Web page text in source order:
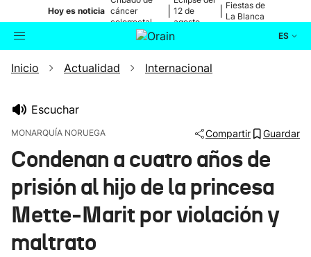
Hoy es noticia cáncer
colorrectal
12 de
agosto
Fiestas de
La Blanca
ES
Buscador Actualidad
Ikusmiran
Eguraldia
Inicio Actualidad Internacional
Escuchar
MONARQUÍA NORUEGA Compartir Guardar
Condenan a cuatro años de
prisión al hijo de la princesa
Mette-Marit por violación y
maltrato